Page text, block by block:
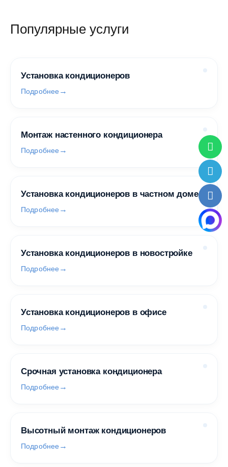
Популярные услуги
Установка кондиционеров
Подробнее
Монтаж настенного кондиционера
Подробнее
Установка кондиционеров в частном доме
Подробнее
Установка кондиционеров в новостройке
Подробнее
Установка кондиционеров в офисе
Подробнее
Срочная установка кондиционера
Подробнее
Высотный монтаж кондиционеров
Подробнее